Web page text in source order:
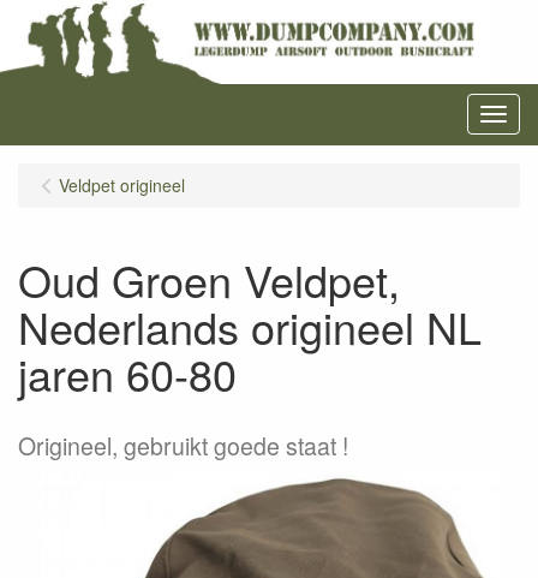
Menu
Veldpet origineel
Oud Groen Veldpet,
Nederlands origineel NL
jaren 60-80
Origineel, gebruikt goede staat !